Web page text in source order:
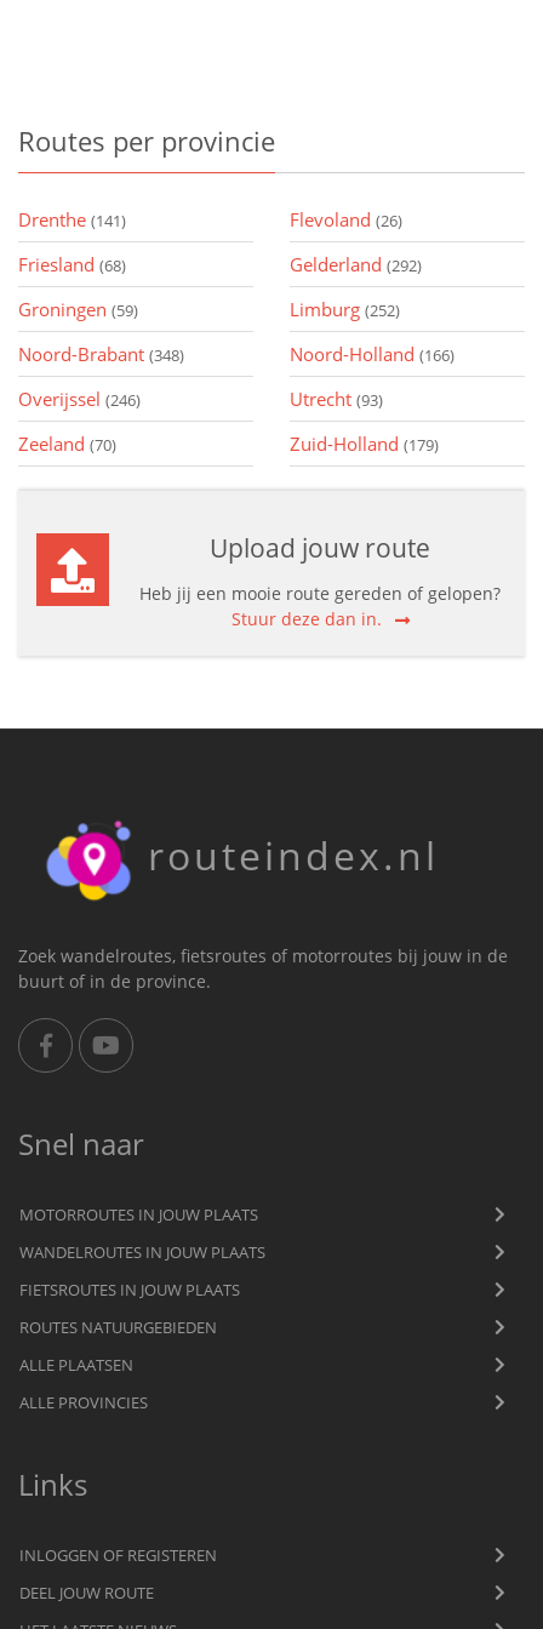
Routes per provincie
Drenthe (141) Flevoland (26)
Friesland (68) Gelderland (292)
Groningen (59) Limburg (252)
Noord-Brabant (348) Noord-Holland (166)
Overijssel (246) Utrecht (93)
Zeeland (70) Zuid-Holland (179)
Upload jouw route
Heb jij een mooie route gereden of gelopen?
Stuur deze dan in.
routeindex.nl
Zoek wandelroutes, fietsroutes of motorroutes bij jouw in de
buurt of in de province.
Snel naar
MOTORROUTES IN JOUW PLAATS
WANDELROUTES IN JOUW PLAATS
FIETSROUTES IN JOUW PLAATS
ROUTES NATUURGEBIEDEN
ALLE PLAATSEN
ALLE PROVINCIES
Links
INLOGGEN OF REGISTEREN
DEEL JOUW ROUTE